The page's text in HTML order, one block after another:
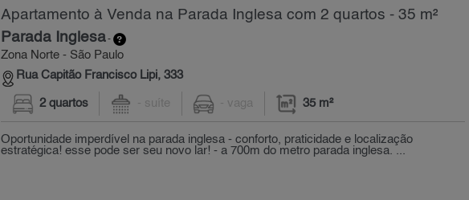
Apartamento à Venda na Parada Inglesa com 2 quartos - 35 m²
Parada Inglesa-
Zona Norte - São Paulo
Rua Capitão Francisco Lipi, 333
2 quartos - suíte - vaga 35 m²
Oportunidade imperdível na parada inglesa - conforto, praticidade e localização
estratégica! esse pode ser seu novo lar! - a 700m do metro parada inglesa. ...